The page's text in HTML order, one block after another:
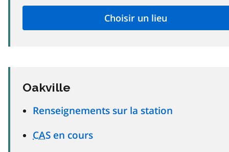
Oakville
Renseignements sur la station
CAS en cours